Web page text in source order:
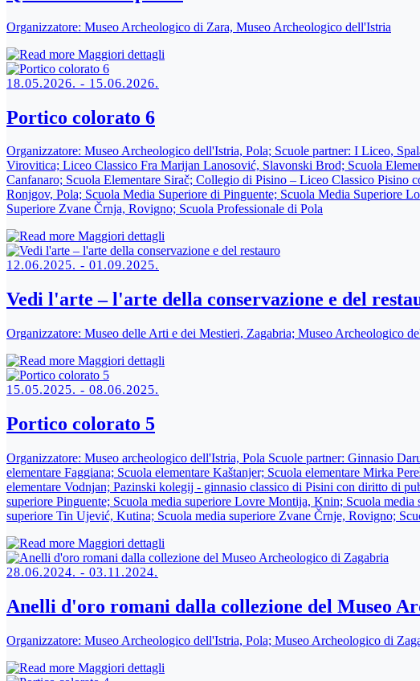
Organizzatore: Museo Archeologico di Zara, Museo Archeologico dell'Istria
Maggiori dettagli
18.05.2026. - 15.06.2026.
Portico colorato 6
Organizzatore: Museo Archeologico dell'Istria, Pola; Scuole partner: I Liceo,
Virovitica; Liceo Classico Fra Marijan Lanosović, Slavonski Brod; Scuola
Canfanaro; Scuola Elementare Sirač; Collegio di Pisino – Liceo Classico
Ronjgov, Pola; Scuola Media Superiore di Pinguente; Scuola Media Superiore
Superiore Zvane Črnja, Rovigno; Scuola Professionale di Pola
Maggiori dettagli
12.06.2025. - 01.09.2025.
Vedi l'arte – l'arte della conservazione e del
Organizzatore: Museo delle Arti e dei Mestieri, Zagabria; Museo Archeologico
Maggiori dettagli
15.05.2025. - 08.06.2025.
Portico colorato 5
Organizzatore: Museo archeologico dell'Istria, Pola Scuole partner: Ginnasio
elementare Faggiana; Scuola elementare Kaštanjer; Scuola elementare Mirka
elementare Vodnjan; Pazinski kolegij - ginnasio classico di Pisini con diritto di
superiore Pinguente; Scuola media superiore Lovre Montija, Knin; Scuola
superiore Tin Ujević, Kutina; Scuola media superiore Zvane Črnje, Rovigno;
Maggiori dettagli
28.06.2024. - 03.11.2024.
Anelli d'oro romani dalla collezione del Museo
Organizzatore: Museo Archeologico dell'Istria, Pola; Museo Archeologico di
Maggiori dettagli